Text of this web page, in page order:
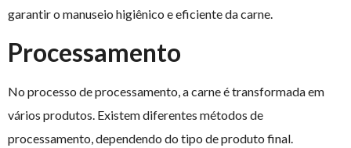
garantir o manuseio higiênico e eficiente da carne.
Processamento
No processo de processamento, a carne é transformada em
vários produtos. Existem diferentes métodos de
processamento, dependendo do tipo de produto final.